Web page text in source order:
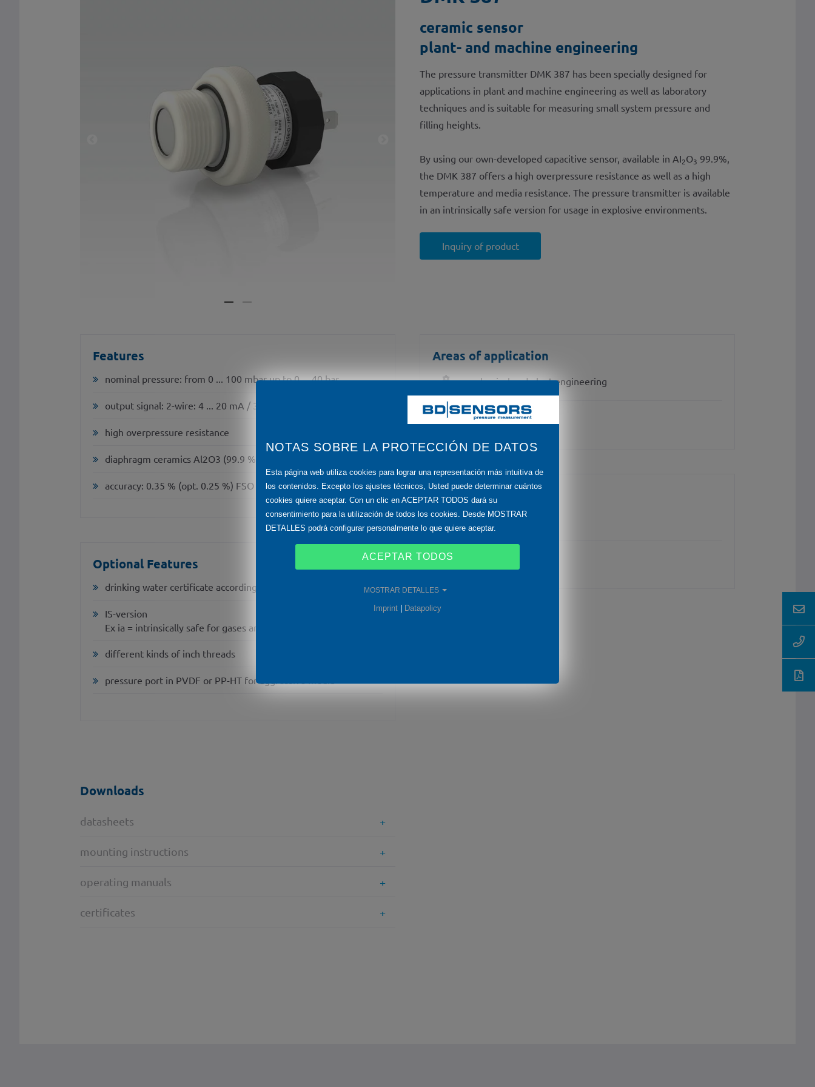
ceramic sensor
plant- and machine engineering
The pressure transmitter DMK 387 has been specially designed for
applications in plant and machine engineering as well as laboratory
techniques and is suitable for measuring small system pressure and
filling heights.
By using our own-developed capacitive sensor, available in AI2O3 99.9%,
the DMK 387 offers a high overpressure resistance as well as a high
temperature and media resistance. The pressure transmitter is available
in an intrinsically safe version for usage in explosive environments.
Inquiry of product
Features
nominal pressure: from 0 ... 100 mbar up to 0 ... 40 bar
output signal: 2-wire: 4 ... 20 mA / 3-wire and others on request
high overpressure resistance
diaphragm ceramics Al2O3 (99.9 %)
accuracy: 0.35 % (opt. 0.25 %) FSO
Optional Features
drinking water certificate according to DVGW and KTW
IS-version
Ex ia = intrinsically safe for gases and dust
different kinds of inch threads
pressure port in PVDF or PP-HT for aggressive media
Areas of application
mechanical and plant engineering
laboratory
Media
water
Downloads
datasheets
mounting instructions
operating manuals
certificates
NOTAS SOBRE LA PROTECCIÓN DE DATOS
Esta página web utiliza cookies para lograr una representación más intuitiva de
los contenidos. Excepto los ajustes técnicos, Usted puede determinar cuántos
cookies quiere aceptar. Con un clic en ACEPTAR TODOS dará su
consentimiento para la utilización de todos los cookies. Desde MOSTRAR
DETALLES podrá configurar personalmente lo que quiere aceptar.
ACEPTAR TODOS
MOSTRAR DETALLES
Imprint | Datapolicy